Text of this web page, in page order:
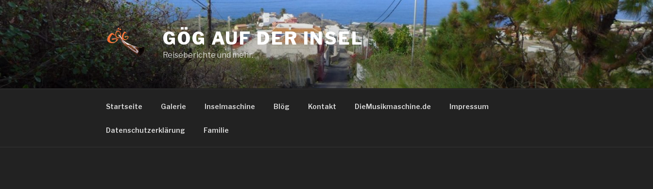
Zum
Inhalt
springen
GÖG AUF DER INSEL
Reiseberichte und mehr.
Startseite Galerie Inselmaschine Blög Kontakt DieMusikmaschine.de Impressum
Datenschutzerklärung Familie